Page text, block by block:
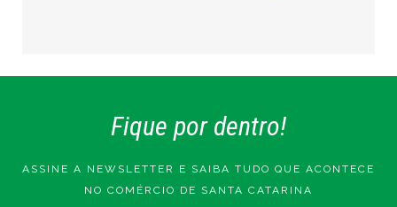
Fique por dentro!
ASSINE A NEWSLETTER E SAIBA TUDO QUE ACONTECE
NO COMÉRCIO DE SANTA CATARINA